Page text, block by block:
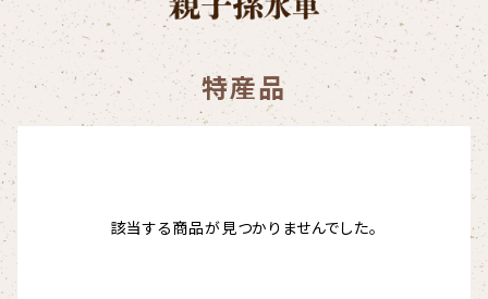
特産品
該当する商品が見つかりませんでした。